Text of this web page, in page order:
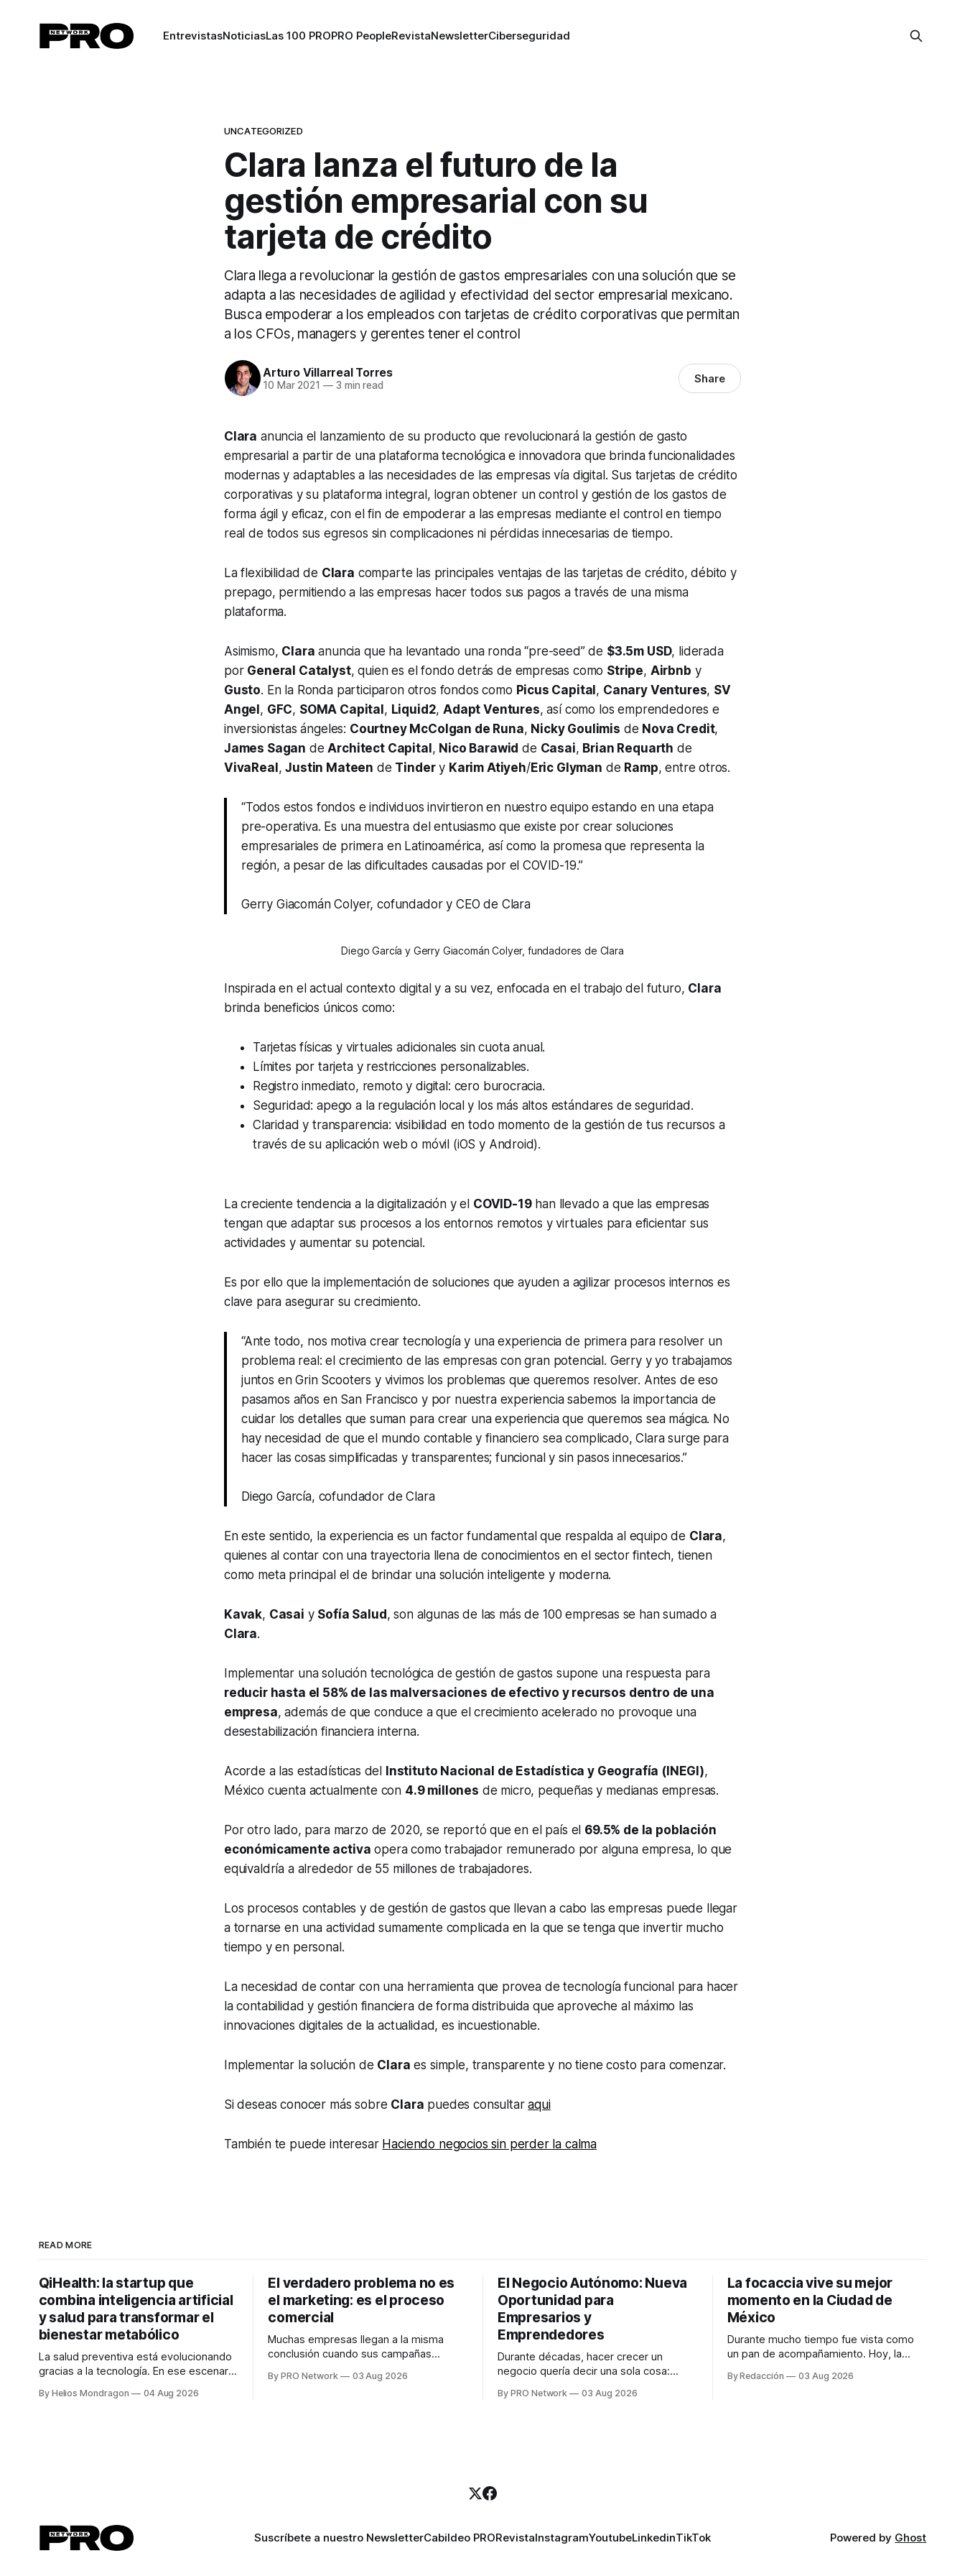
EntrevistasNoticiasLas 100 PROPRO PeopleRevistaNewsletterCiberseguridad
UNCATEGORIZED
Clara lanza el futuro de la
gestión empresarial con su
tarjeta de crédito
Clara llega a revolucionar la gestión de gastos empresariales con una solución que se
adapta a las necesidades de agilidad y efectividad del sector empresarial mexicano.
Busca empoderar a los empleados con tarjetas de crédito corporativas que permitan
a los CFOs, managers y gerentes tener el control
Arturo Villarreal Torres
10 Mar 2021 —3 min read Share
Clara anuncia el lanzamiento de su producto que revolucionará la gestión de gasto
empresarial a partir de una plataforma tecnológica e innovadora que brinda funcionalidades
modernas y adaptables a las necesidades de las empresas vía digital. Sus tarjetas de crédito
corporativas y su plataforma integral, logran obtener un control y gestión de los gastos de
forma ágil y eficaz, con el fin de empoderar a las empresas mediante el control en tiempo
real de todos sus egresos sin complicaciones ni pérdidas innecesarias de tiempo.
La flexibilidad de Clara comparte las principales ventajas de las tarjetas de crédito, débito y
prepago, permitiendo a las empresas hacer todos sus pagos a través de una misma
plataforma.
Asimismo, Clara anuncia que ha levantado una ronda “pre-seed” de $3.5m USD, liderada
por General Catalyst, quien es el fondo detrás de empresas como Stripe, Airbnb y
Gusto. En la Ronda participaron otros fondos como Picus Capital , Canary Ventures, SV
Angel , GFC, SOMA Capital , Liquid2,Adapt Ventures, así como los emprendedores e
inversionistas ángeles: Courtney McColgan de Runa, Nicky Goulimis de Nova Credit,
James Sagan deArchitect Capital , Nico Barawid de Casai, Brian Requarth de
VivaReal ,Justin Mateen de Tindery Karim Atiyeh/Eric Glyman de Ramp, entre otros.
“Todos estos fondos e individuos invirtieron en nuestro equipo estando en una etapa
pre-operativa. Es una muestra del entusiasmo que existe por crear soluciones
empresariales de primera en Latinoamérica, así como la promesa que representa la
región, a pesar de las dificultades causadas por el COVID-19.”
Gerry Giacomán Colyer, cofundador y CEO de Clara
Diego García y Gerry Giacomán Colyer, fundadores de Clara
Inspirada en el actual contexto digital y a su vez, enfocada en el trabajo del futuro, Clara
brinda beneficios únicos como:
Tarjetas físicas y virtuales adicionales sin cuota anual.
Límites por tarjeta y restricciones personalizables.
Registro inmediato, remoto y digital: cero burocracia.
Seguridad: apego a la regulación local y los más altos estándares de seguridad.
Claridad y transparencia: visibilidad en todo momento de la gestión de tus recursos a
través de su aplicación web o móvil (iOS y Android).
La creciente tendencia a la digitalización y el COVID-19han llevado a que las empresas
tengan que adaptar sus procesos a los entornos remotos y virtuales para eficientar sus
actividades y aumentar su potencial.
Es por ello que la implementación de soluciones que ayuden a agilizar procesos internos es
clave para asegurar su crecimiento.
“Ante todo, nos motiva crear tecnología y una experiencia de primera para resolver un
problema real: el crecimiento de las empresas con gran potencial. Gerry y yo trabajamos
juntos en Grin Scooters y vivimos los problemas que queremos resolver. Antes de eso
pasamos años en San Francisco y por nuestra experiencia sabemos la importancia de
cuidar los detalles que suman para crear una experiencia que queremos sea mágica. No
hay necesidad de que el mundo contable y financiero sea complicado, Clara surge para
hacer las cosas simplificadas y transparentes; funcional y sin pasos innecesarios.”
Diego García, cofundador de Clara
En este sentido, la experiencia es un factor fundamental que respalda al equipo de Clara,
quienes al contar con una trayectoria llena de conocimientos en el sectorfintech, tienen
como meta principal el de brindar una solución inteligente y moderna.
Kavak, Casai y Sofía Salud , son algunas de las más de 100 empresas se han sumado a
Clara.
Implementar una solución tecnológica de gestión de gastos supone una respuesta para
reducir hasta el 58% de las malversaciones de efectivo y recursos dentro de una
empresa, además de que conduce a que el crecimiento acelerado no provoque una
desestabilización financiera interna.
Acorde a las estadísticas del Instituto Nacional de Estadística y Geografía (INEGI),
México cuenta actualmente con 4.9 millones de micro, pequeñas y medianas empresas.
Por otro lado, para marzo de 2020, se reportó que en el país el 69.5% de la población
económicamente activa opera como trabajador remunerado por alguna empresa, lo que
equivaldría a alrededor de 55 millones de trabajadores.
Los procesos contables y de gestión de gastos que llevan a cabo las empresas puede llegar
a tornarse en una actividad sumamente complicada en la que se tenga que invertir mucho
tiempo y en personal.
La necesidad de contar con una herramienta que provea de tecnología funcional para hacer
la contabilidad y gestión financiera de forma distribuida que aproveche al máximo las
innovaciones digitales de la actualidad, es incuestionable.
Implementar la solución de Clara es simple, transparente y no tiene costo para comenzar.
Si deseas conocer más sobre Clara puedes consultaraqui
También te puede interesar Haciendo negocios sin perder la calma
READ MORE
QiHealth: la startup que
combina inteligencia artificial
y salud para transformar el
bienestar metabólico
La salud preventiva está evolucionando
gracias a la tecnología. En ese escenario
desarrolla un ecosistema digital capaz
By Helios Mondragon 04 Aug 2026
El verdadero problema no es
el marketing: es el proceso
comercial
Muchas empresas llegan a la misma
conclusión cuando sus campañas
marketing no funciona". Sin embargo,
By PRO Network 03 Aug 2026
El Negocio Autónomo: Nueva
Oportunidad para
Empresarios y
Emprendedores
Durante décadas, hacer crecer un
negocio quería decir una sola cosa:
anuncios, un especialista en marketing
By PRO Network 03 Aug 2026
La focaccia vive su mejor
momento en la Ciudad de
México
Durante mucho tiempo fue vista como
un pan de acompañamiento. Hoy, la
platillos favoritos de quienes buscan
By Redacción 03 Aug 2026
Suscríbete a nuestro NewsletterCabildeo PRORevistaInstagramYoutubeLinkedinTikTok Powered by Ghost